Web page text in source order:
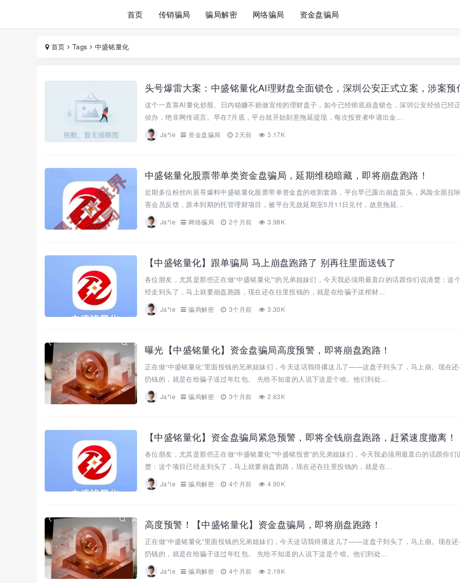
首页 传销骗局 骗局解密 网络骗局 资金盘骗局
首页 Tags 中盛铭量化
这个一直靠AI量化炒股、日内稳赚不赔做宣传的理财盘子，如今已经彻底崩盘锁仓，深圳公安经侦已经
侦办，绝非网传谣言。早在7月底，平台就开始刻意拖延提现，每次投资者申请出金...
Ja*ie 资金盘骗局 2天前 3.17K
中盛铭量化股票带单类资金盘骗局，延期维稳暗藏，即将崩盘跑路！
近期多位粉丝向辰哥爆料中盛铭量化股票带单资金盘的收割套路，平台早已露出崩盘苗头，风险全面拉
害会员反馈，原本到期的托管理财项目，被平台无故延期至5月11日兑付，故意拖延...
Ja*ie 网络骗局 2个月前 3.98K
【中盛铭量化】跟单骗局 马上崩盘跑路了 别再往里面送钱了
各位朋友，尤其是那些正在做“中盛铭量化”“的兄弟姐妹们，今天我必须用最直白的话跟你们说清楚：这
经走到头了，马上就要崩盘跑路，现在还在往里投钱的，就是在给骗子送棺材...
Ja*ie 骗局解密 3个月前 3.30K
曝光【中盛铭量化】资金盘骗局高度预警，即将崩盘跑路！
正在做“中盛铭量化”里面投钱的兄弟姐妹们，今天这话我得撂这儿了——这盘子到头了，马上崩。现在还
扔钱的，就是在给骗子送过年红包。 先给不知道的人说下这是个啥。他们到处...
Ja*ie 骗局解密 3个月前 2.63K
【中盛铭量化】资金盘骗局紧急预警，即将全钱崩盘跑路，赶紧速度撤离！
各位朋友，尤其是那些正在做“中盛铭量化”“中盛铭投资”的兄弟姐妹们，今天我必须用最直白的话跟你们
楚：这个项目已经走到头了，马上就要崩盘跑路，现在还在往里投钱的，就是在...
Ja*ie 骗局解密 4个月前 4.90K
高度预警！【中盛铭量化】资金盘骗局，即将崩盘跑路！
正在做“中盛铭量化”里面投钱的兄弟姐妹们，今天这话我得撂这儿了——这盘子到头了，马上崩。现在还
扔钱的，就是在给骗子送过年红包。 先给不知道的人说下这是个啥。他们到处...
Ja*ie 骗局解密 4个月前 2.19K